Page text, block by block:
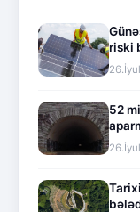
riski
52